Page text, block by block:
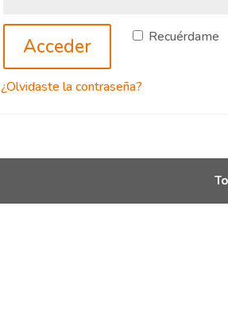
Recuérdame
Acceder
¿Olvidaste la contraseña?